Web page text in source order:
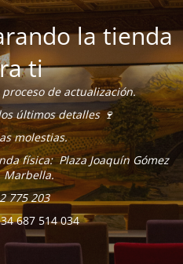
la tienda
ti
de actualización.
últimos detalles 🍷
molestias.
física: Plaza Joaquín Gómez
Marbella.
775 203
687 514 034